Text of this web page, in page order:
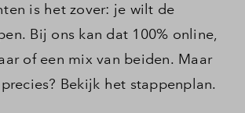
is het zover: je wilt de
Bij ons kan dat 100% online,
of een mix van beiden. Maar
Bekijk het stappenplan.